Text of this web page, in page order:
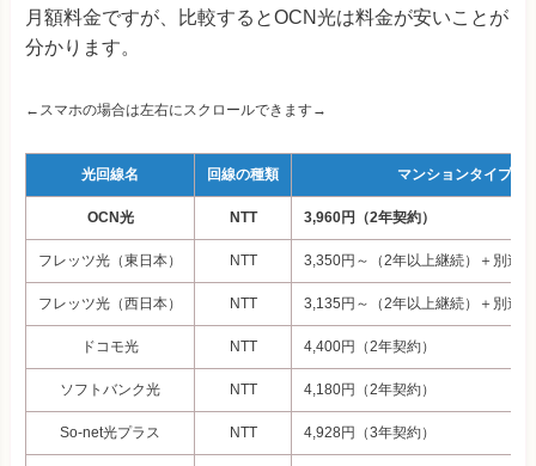
月額料金ですが、比較するとOCN光は料金が安いことが
分かります。
←スマホの場合は左右にスクロールできます→
光回線名 回線の種類 マンションタイプの
OCN光 NTT 3,960円（2年契約）
フレッツ光（東日本） NTT 3,350円～（2年以上継続）＋別途
フレッツ光（西日本） NTT 3,135円～（2年以上継続）＋別途
ドコモ光 NTT 4,400円（2年契約）
ソフトバンク光 NTT 4,180円（2年契約）
So-net光プラス NTT 4,928 円（3年契約）